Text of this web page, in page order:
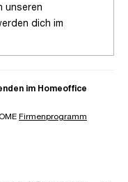
unseren
dich im
im Homeoffice
Firmenprogramm